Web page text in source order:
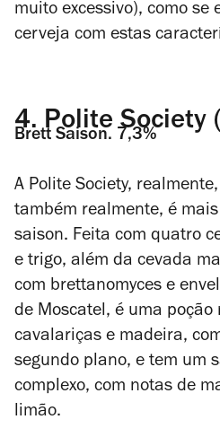
muito excessivo), como se
cerveja com estas
4.Polite Society
Brett Saison. 7,3%
A Polite Society,
também realmente, é
saison. Feita com quatro
e trigo, além da cevada
com brettanomyces e
de Moscatel, é uma poção
cavalariças e madeira,
segundo plano, e tem um
complexo, com notas de
limão.